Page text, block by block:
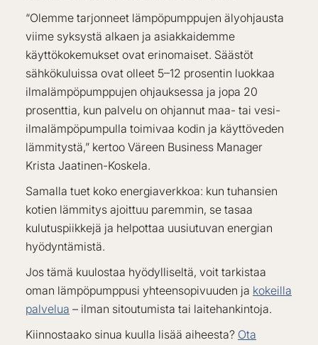
“Olemme tarjonneet lämpöpumppujen älyohjausta
viime syksystä alkaen ja asiakkaidemme
käyttökokemukset ovat erinomaiset. Säästöt
sähkökuluissa ovat olleet 5–12 prosentin luokkaa
ilmalämpöpumppujen ohjauksessa ja jopa 20
prosenttia, kun palvelu on ohjannut maa- tai vesi-
ilmalämpöpumpulla toimivaa kodin ja käyttöveden
lämmitystä,” kertoo Väreen Business Manager
Krista Jaatinen-Koskela.
Samalla tuet koko energiaverkkoa: kun tuhansien
kotien lämmitys ajoittuu paremmin, se tasaa
kulutuspiikkejä ja helpottaa uusiutuvan energian
hyödyntämistä.
Jos tämä kuulostaa hyödylliseltä, voit tarkistaa
oman lämpöpumppusi yhteensopivuuden ja kokeilla
palvelua – ilman sitoutumista tai laitehankintoja.
Kiinnostaako sinua kuulla lisää aiheesta? Ota